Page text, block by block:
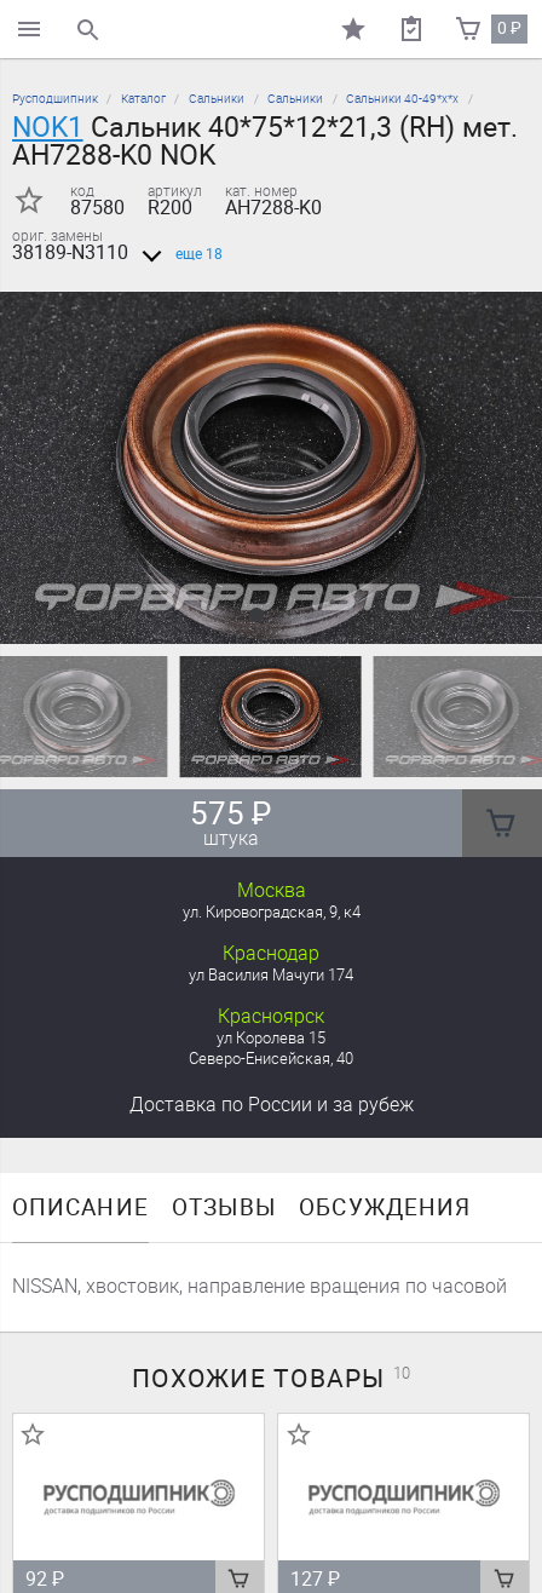
поиск по каталогу 0₽
Русподшипник Каталог Сальники Сальники Сальники 40-49*х*х
NOK1 Сальник 40*75*12*21,3 (RH) мет.
AH7288-K0 NOK
код
87580
артикул
R200
кат. номер
AH7288-K0
ориг. замены
38189-N3110 еще 18
575₽
штука
Москва
ул. Кировоградская, 9, к4
Краснодар
ул Василия Мачуги 174
Красноярск
ул Королева 15
Северо-Енисейская, 40
Доставка по России и за рубеж
ОПИСАНИЕ ОТЗЫВЫ ОБСУЖДЕНИЯ
NISSAN, хвостовик, направление вращения по часовой
ПОХОЖИЕТОВАРЫ 10
92₽ 127₽